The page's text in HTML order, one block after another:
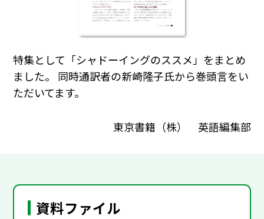
特集として「シャドーイングのススメ」をまとめ
ました。 同時通訳者の新崎隆子氏から巻頭言をい
ただいてます。
東京書籍（株） 英語編集部
資料ファイル